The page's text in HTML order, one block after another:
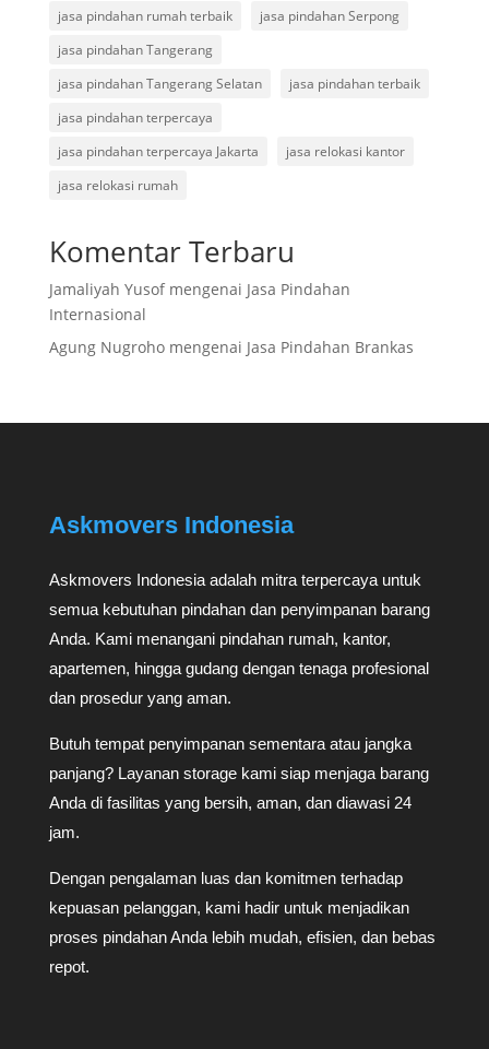
jasa pindahan rumah terbaik
jasa pindahan Serpong
jasa pindahan Tangerang
jasa pindahan Tangerang Selatan
jasa pindahan terbaik
jasa pindahan terpercaya
jasa pindahan terpercaya Jakarta
jasa relokasi kantor
jasa relokasi rumah
Komentar Terbaru
Jamaliyah Yusofmengenai Jasa Pindahan
Internasional
Agung Nugrohomengenai Jasa Pindahan Brankas
Askmovers Indonesia
Askmovers Indonesia adalah mitra terpercaya untuk
semua kebutuhan pindahan dan penyimpanan barang
Anda. Kami menangani pindahan rumah, kantor,
apartemen, hingga gudang dengan tenaga profesional
dan prosedur yang aman.
Butuh tempat penyimpanan sementara atau jangka
panjang? Layanan storage kami siap menjaga barang
Anda di fasilitas yang bersih, aman, dan diawasi 24
jam.
Dengan pengalaman luas dan komitmen terhadap
kepuasan pelanggan, kami hadir untuk menjadikan
proses pindahan Anda lebih mudah, efisien, dan bebas
repot.